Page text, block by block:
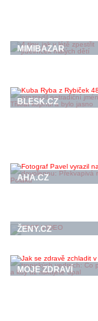
MIMIBAZAR
BLESK.CZ
AHA.CZ
ŽENY.CZ
MOJE ZDRAVÍ